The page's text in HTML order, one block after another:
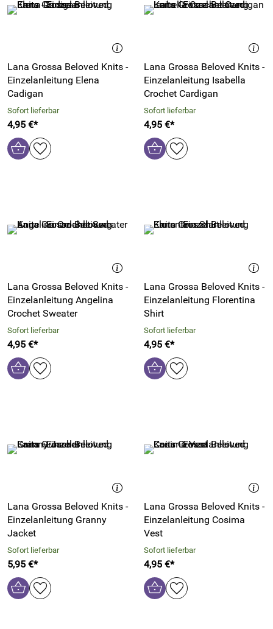
Lana Grossa Beloved Knits -
Einzelanleitung Elena
Cadigan
Sofort lieferbar
4,95 €*
Lana Grossa Beloved Knits -
Einzelanleitung Isabella
Crochet Cardigan
Sofort lieferbar
4,95 €*
Lana Grossa Beloved Knits -
Einzelanleitung Angelina
Crochet Sweater
Sofort lieferbar
4,95 €*
Lana Grossa Beloved Knits -
Einzelanleitung Florentina
Shirt
Sofort lieferbar
4,95 €*
Lana Grossa Beloved Knits -
Einzelanleitung Granny
Jacket
Sofort lieferbar
5,95 €*
Lana Grossa Beloved Knits -
Einzelanleitung Cosima
Vest
Sofort lieferbar
4,95 €*